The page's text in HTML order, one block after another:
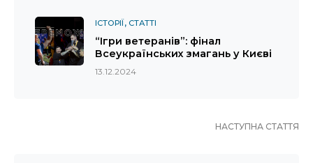
ІСТОРІЇ СТАТТІ
“Ігри ветеранів”: фінал
Всеукраїнських змагань у Києві
13.12.2024
НАСТУПНА СТАТТЯ